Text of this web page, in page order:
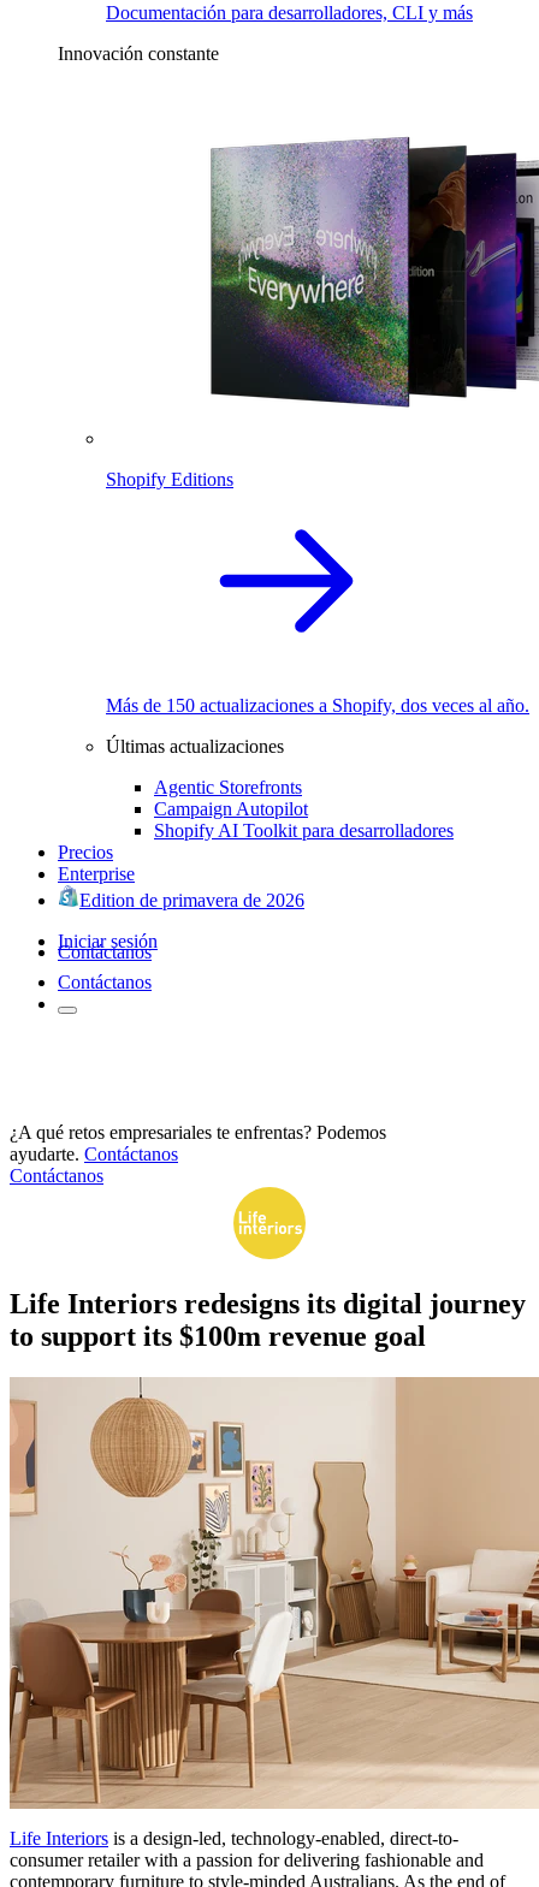
Documentación para desarrolladores, CLI y más
Innovación constante
Shopify Editions
Más de 150 actualizaciones a Shopify, dos veces al año.
Últimas actualizaciones
Agentic Storefronts
Campaign Autopilot
Shopify AI Toolkit para desarrolladores
Precios
Enterprise
Edition de primavera de 2026
Iniciar sesión
Contáctanos
Contáctanos
¿A qué retos empresariales te enfrentas? Podemos
ayudarte. Contáctanos
Contáctanos
Life Interiors redesigns its digital journey
to support its $100m revenue goal
Life Interiors is a design-led, technology-enabled, direct-to-
consumer retailer with a passion for delivering fashionable and
contemporary furniture to style-minded Australians. As the end of